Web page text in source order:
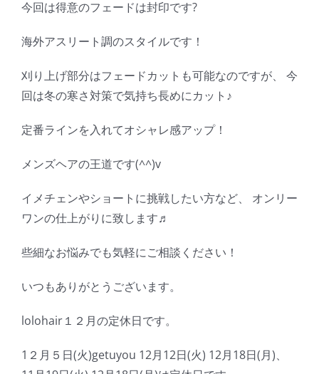
今回は得意のフェードは封印です?
海外アスリート調のスタイルです！
刈り上げ部分はフェードカットも可能なのですが、 今
回は冬の寒さ対策で気持ち長めにカット♪
定番ラインを入れてオシャレ感アップ！
メンズヘアの王道です(^^)v
イメチェンやショートに挑戦したい方など、 オンリー
ワンの仕上がりに致します♬
些細なお悩みでも気軽にご相談ください！
いつもありがとうございます。
lolohair１２月の定休日です。
1２月５日(火)getuyou 12月12日(火) 12月18日(月)、